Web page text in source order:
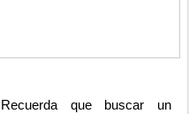
Recuerda que buscar un